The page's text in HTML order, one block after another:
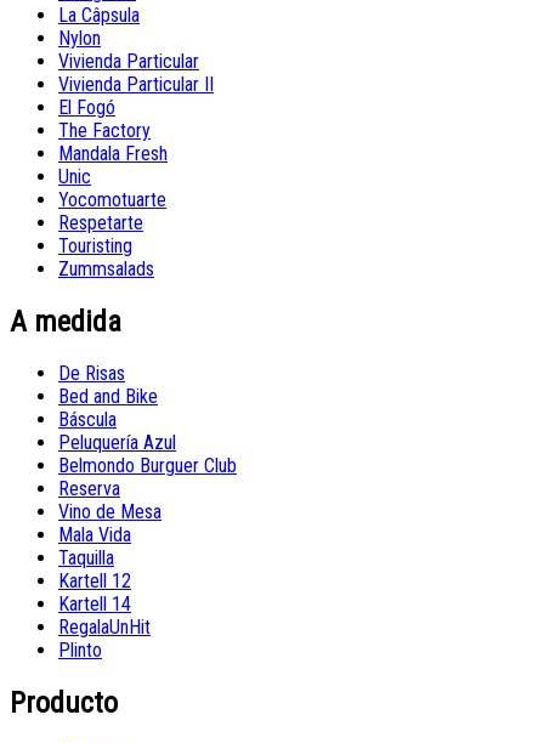
La Câpsula
Nylon
Vivienda Particular
Vivienda Particular II
El Fogó
The Factory
Mandala Fresh
Unic
Yocomotuarte
Respetarte
Touristing
Zummsalads
A medida
De Risas
Bed and Bike
Báscula
Peluquería Azul
Belmondo Burguer Club
Reserva
Vino de Mesa
Mala Vida
Taquilla
Kartell 12
Kartell 14
RegalaUnHit
Plinto
Producto